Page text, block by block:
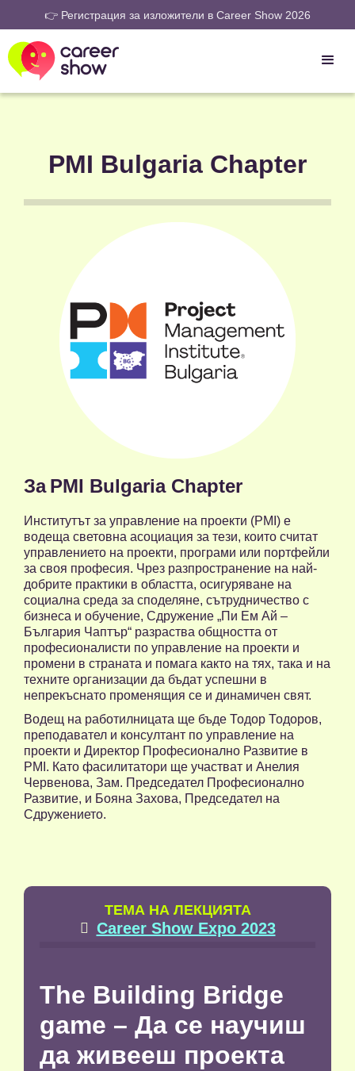
👉 Регистрация за изложители в Career Show 2026
PMI Bulgaria Chapter
За PMI Bulgaria Chapter
Институтът за управление на проекти (PMI) е
водеща световна асоциация за тези, които считат
управлението на проекти, програми или портфейли
за своя професия. Чрез разпространение на най-
добрите практики в областта, осигуряване на
социална среда за споделяне, сътрудничество с
бизнеса и обучение, Сдружение „Пи Ем Ай –
България Чаптър“ разраства общността от
професионалисти по управление на проекти и
промени в страната и помага както на тях, така и на
техните организации да бъдат успешни в
непрекъснато променящия се и динамичен свят.
Водещ на работилницата ще бъде Тодор Тодоров,
преподавател и консултант по управление на
проекти и Директор Професионално Развитие в
PMI. Като фасилитатори ще участват и Анелия
Червенова, Зам. Председател Професионално
Развитие, и Бояна Захова, Председател на
Сдружението.
TЕМА НА ЛЕКЦИЯТА
 Career Show Expo 2023
The Building Bridge
game – Да се научиш
да живееш проекта